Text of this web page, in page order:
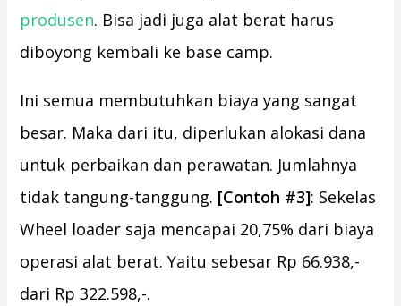
produsen. Bisa jadi juga alat berat harus
diboyong kembali ke base camp.
Ini semua membutuhkan biaya yang sangat
besar. Maka dari itu, diperlukan alokasi dana
untuk perbaikan dan perawatan. Jumlahnya
tidak tangung-tanggung. [Contoh #3]: Sekelas
Wheel loader saja mencapai 20,75% dari biaya
operasi alat berat. Yaitu sebesar Rp 66.938,-
dari Rp 322.598,-.